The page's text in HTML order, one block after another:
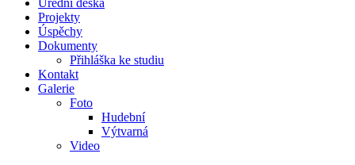
Úřední deska
Projekty
Úspěchy
Dokumenty
Přihláška ke studiu
Kontakt
Galerie
Foto
Hudební
Výtvarná
Video